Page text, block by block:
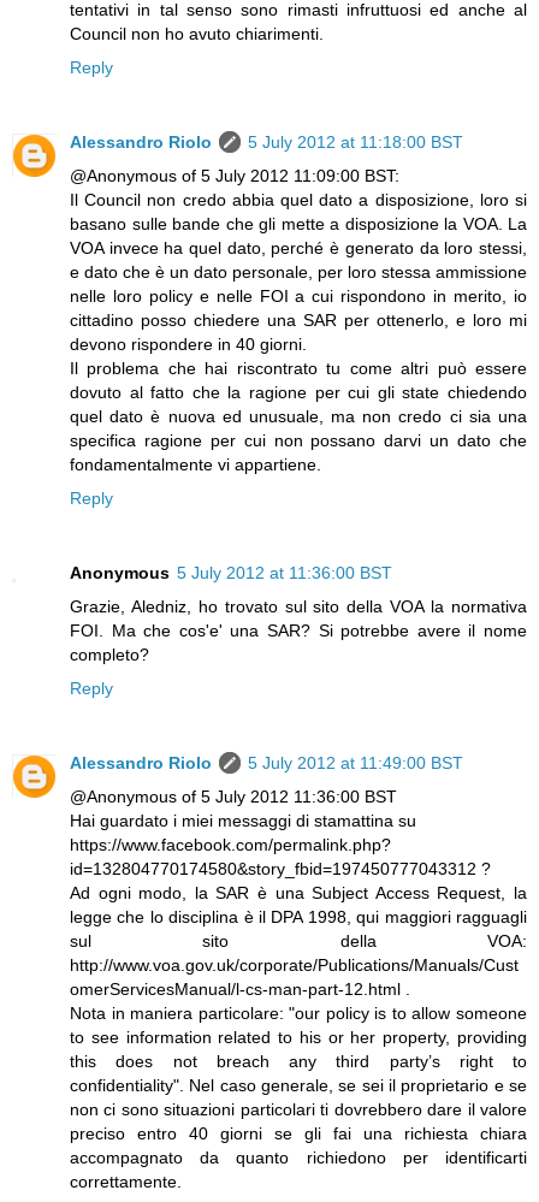
tentativi in tal senso sono rimasti infruttuosi ed anche al
Council non ho avuto chiarimenti.
Reply
Alessandro Riolo
5 July 2012 at 11:18:00 BST
@Anonymous of 5 July 2012 11:09:00 BST:
Il Council non credo abbia quel dato a disposizione, loro si
basano sulle bande che gli mette a disposizione la VOA. La
VOA invece ha quel dato, perché è generato da loro stessi,
e dato che è un dato personale, per loro stessa ammissione
nelle loro policy e nelle FOI a cui rispondono in merito, io
cittadino posso chiedere una SAR per ottenerlo, e loro mi
devono rispondere in 40 giorni.
Il problema che hai riscontrato tu come altri può essere
dovuto al fatto che la ragione per cui gli state chiedendo
quel dato è nuova ed unusuale, ma non credo ci sia una
specifica ragione per cui non possano darvi un dato che
fondamentalmente vi appartiene.
Reply
Anonymous 5 July 2012 at 11:36:00 BST
Grazie, Aledniz, ho trovato sul sito della VOA la normativa
FOI. Ma che cos'e' una SAR? Si potrebbe avere il nome
completo?
Reply
Alessandro Riolo
5 July 2012 at 11:49:00 BST
@Anonymous of 5 July 2012 11:36:00 BST
Hai guardato i miei messaggi di stamattina su
https://www.facebook.com/permalink.php?
id=132804770174580&story_fbid=197450777043312 ?
Ad ogni modo, la SAR è una Subject Access Request, la
legge che lo disciplina è il DPA 1998, qui maggiori ragguagli
sul sito della VOA:
http://www.voa.gov.uk/corporate/Publications/Manuals/Cust
omerServicesManual/l-cs-man-part-12.html .
Nota in maniera particolare: "our policy is to allow someone
to see information related to his or her property, providing
this does not breach any third party’s right to
confidentiality". Nel caso generale, se sei il proprietario e se
non ci sono situazioni particolari ti dovrebbero dare il valore
preciso entro 40 giorni se gli fai una richiesta chiara
accompagnato da quanto richiedono per identificarti
correttamente.